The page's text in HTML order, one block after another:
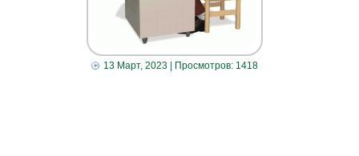
13 Март, 2023 | Просмотров: 1418